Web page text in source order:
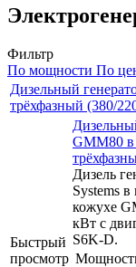
Фильтр
По мощности По
Дизельный
трёхфазный (380/
Быстрый
просмотр
GMM80
Дизель
Systems
кожухе
кВт с
S6K-D.